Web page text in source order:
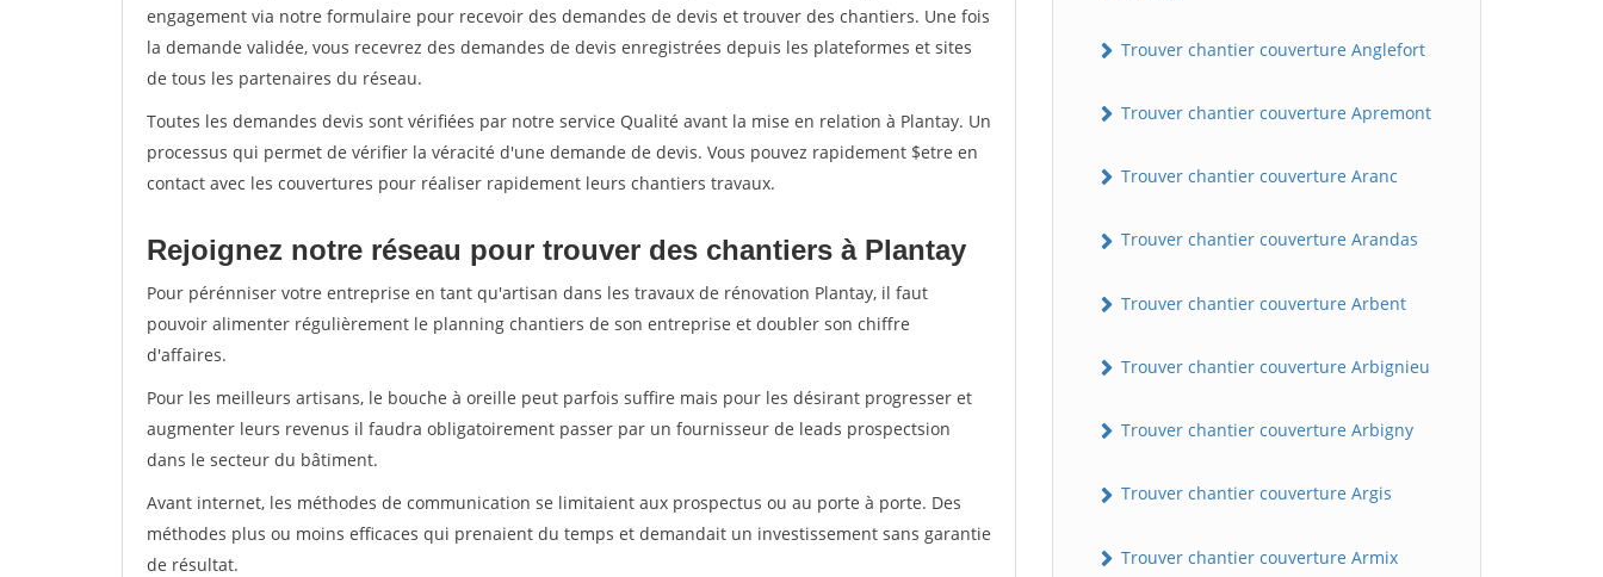
engagement via notre formulaire pour recevoir des demandes de devis et trouver des chantiers. Une fois
la demande validée, vous recevrez des demandes de devis enregistrées depuis les plateformes et sites
de tous les partenaires du réseau.
Toutes les demandes devis sont vérifiées par notre service Qualité avant la mise en relation à Plantay. Un
processus qui permet de vérifier la véracité d'une demande de devis. Vous pouvez rapidement $etre en
contact avec les couvertures pour réaliser rapidement leurs chantiers travaux.
Rejoignez notre réseau pour trouver des chantiers à Plantay
Pour pérénniser votre entreprise en tant qu'artisan dans les travaux de rénovation Plantay, il faut
pouvoir alimenter régulièrement le planning chantiers de son entreprise et doubler son chiffre
d'affaires.
Pour les meilleurs artisans, le bouche à oreille peut parfois suffire mais pour les désirant progresser et
augmenter leurs revenus il faudra obligatoirement passer par un fournisseur de leads prospectsion
dans le secteur du bâtiment.
Avant internet, les méthodes de communication se limitaient aux prospectus ou au porte à porte. Des
méthodes plus ou moins efficaces qui prenaient du temps et demandait un investissement sans garantie
de résultat.
Trouver chantier couverture Anglefort
Trouver chantier couverture Apremont
Trouver chantier couverture Aranc
Trouver chantier couverture Arandas
Trouver chantier couverture Arbent
Trouver chantier couverture Arbignieu
Trouver chantier couverture Arbigny
Trouver chantier couverture Argis
Trouver chantier couverture Armix